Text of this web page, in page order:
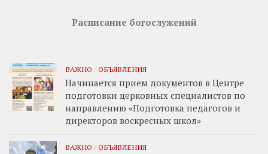
Расписание богослужений
ВАЖНО / ОБЪЯВЛЕНИЯ
Начинается прием документов в Центре
подготовки церковных специалистов по
направлению «Подготовка педагогов и
директоров воскресных школ»
ВАЖНО / ОБЪЯВЛЕНИЯ